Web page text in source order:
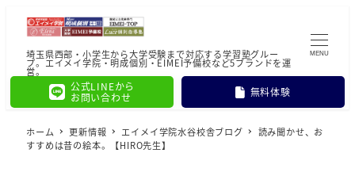
埼玉県西部・小学生から大学受験まで対応する学習塾グルー
プ。エイメイ学院・明成個別・EIMEI予備校など5ブランドを運
営。
公式LINEから
お問い合わせ
無料体験
MENU
ホーム 更新情報 エイメイ学院水谷校舎ブログ
読み聞かせ、お
すすめは昔の絵本。【HIRO先生】